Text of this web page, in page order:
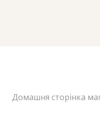
Домашня сторінка